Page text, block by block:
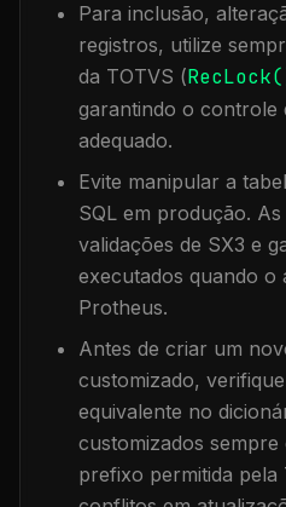
Para inclusão,
registros, utilize
da TOTVS (
garantindo o controle
adequado.
Evite manipular a
SQL em produção.
validações de SX3 e
executados quando o
Protheus.
Antes de criar um
customizado,
equivalente no
customizados
prefixo permitida pela